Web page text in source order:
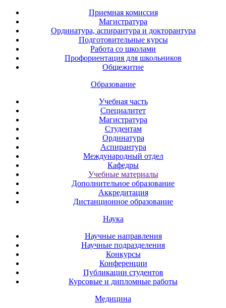
Приемная комиссия
Магистратура
Ординатура, аспирантура и докторантура
Подготовительные курсы
Работа со школами
Профориентация для школьников
Общежитие
Образование
Учебная часть
Специалитет
Магистратура
Студентам
Ординатура
Аспирантура
Международный отдел
Кафедры
Учебные материалы
Дополнительное образование
Аккредитация
Дистанционное образование
Наука
Научные направления
Научные подразделения
Конкурсы
Конференции
Публикации студентов
Курсовые и дипломные работы
Медицина